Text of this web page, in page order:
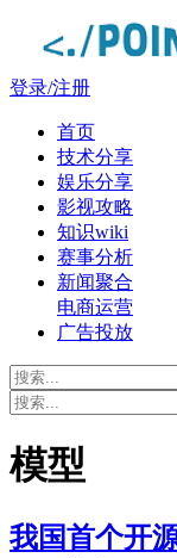
登录/注册
首页
技术分享
娱乐分享
影视攻略
知识wiki
赛事分析
新闻聚合
电商运营
广告投放
模型
我国首个开